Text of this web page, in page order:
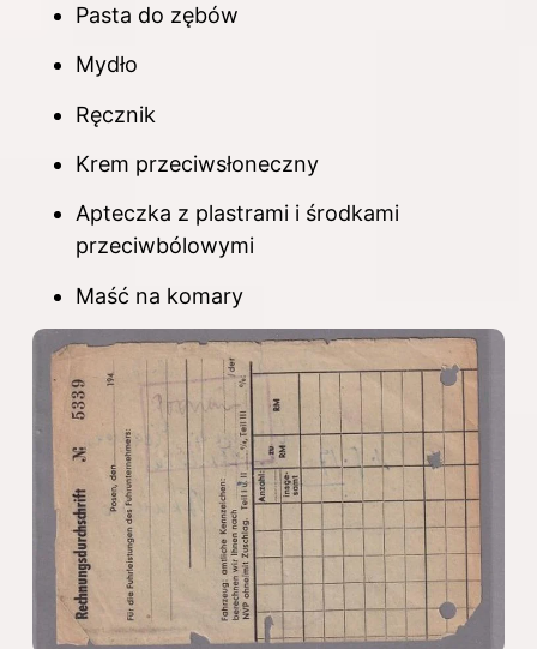
Pasta do zębów
Mydło
Ręcznik
Krem przeciwsłoneczny
Apteczka z plastrami i środkami
przeciwbólowymi
Maść na komary